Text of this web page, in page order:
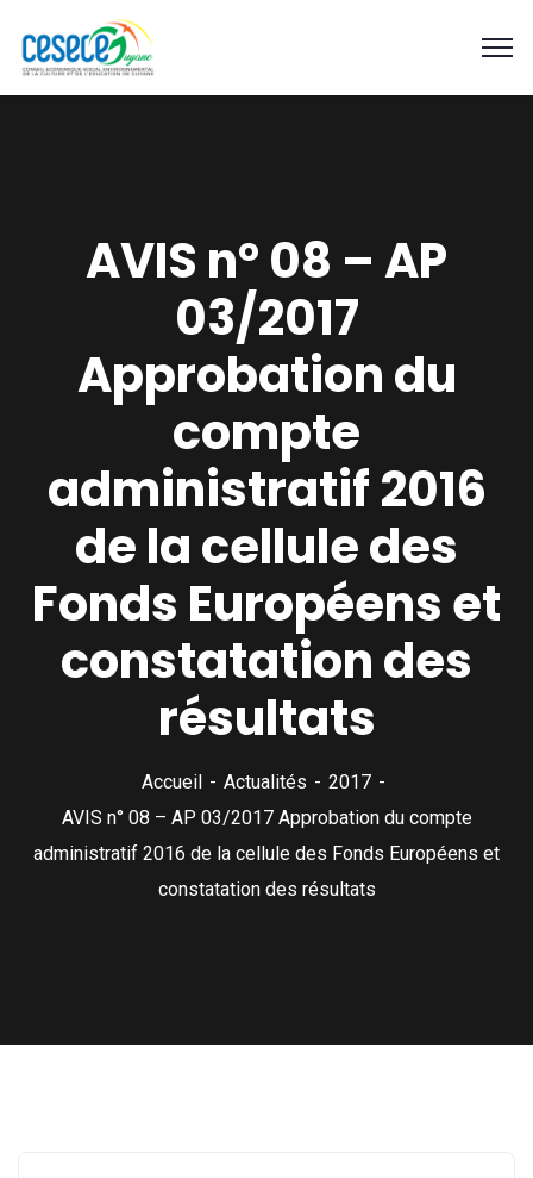
AVIS n° 08 – AP
03/2017
Approbation du
compte
administratif 2016
de la cellule des
Fonds Européens et
constatation des
résultats
Accueil Actualités
2017
AVIS n° 08 – AP 03/2017 Approbation du compte
administratif 2016 de la cellule des Fonds Européens et
constatation des résultats